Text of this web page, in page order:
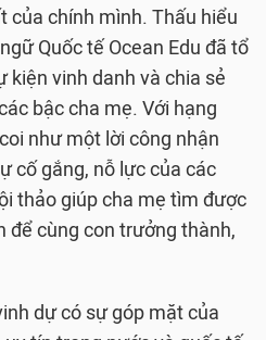
của chính mình. Thấu hiểu
Quốc tế Ocean Edu đã tổ
kiện vinh danh và chia sẻ
bậc cha mẹ. Với hạng
như một lời công nhận
cố gắng, nỗ lực của các
thảo giúp cha mẹ tìm được
để cùng con trưởng thành,
dự có sự góp mặt của